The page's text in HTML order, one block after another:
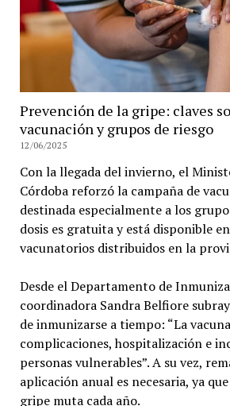
Prevención de la gripe: claves
vacunación y grupos de riesgo
12/06/2025
Con la llegada del invierno, el
Córdoba reforzó la campaña de
destinada especialmente a los
dosis es gratuita y está disponible
vacunatorios distribuidos en la
Desde el Departamento de
coordinadora Sandra Belfiore
de inmunizarse a tiempo: “La
complicaciones, hospitalización e
personas vulnerables”. A su vez,
aplicación anual es necesaria, ya
gripe muta cada año.